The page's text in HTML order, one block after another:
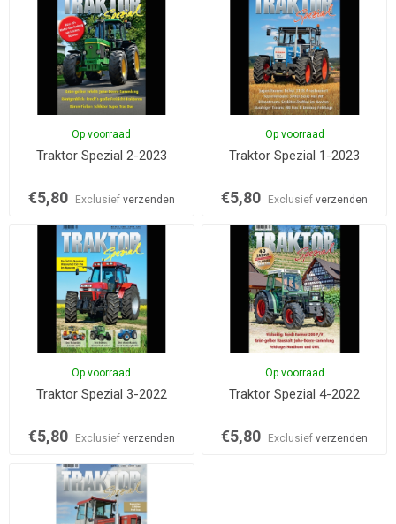
Op voorraad
Traktor Spezial 2-2023
€5,80 Exclusief verzenden
Op voorraad
Traktor Spezial 1-2023
€5,80 Exclusiefverzenden
Op voorraad
Traktor Spezial 3-2022
€5,80 Exclusief verzenden
Op voorraad
Traktor Spezial 4-2022
€5,80 Exclusiefverzenden